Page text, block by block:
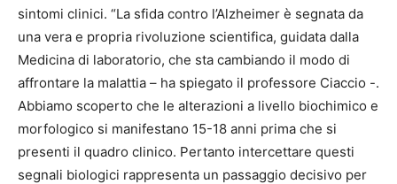
sintomi clinici. “La sfida contro l’Alzheimer è segnata da
una vera e propria rivoluzione scientifica, guidata dalla
Medicina di laboratorio, che sta cambiando il modo di
affrontare la malattia – ha spiegato il professore Ciaccio -.
Abbiamo scoperto che le alterazioni a livello biochimico e
morfologico si manifestano 15-18 anni prima che si
presenti il quadro clinico. Pertanto intercettare questi
segnali biologici rappresenta un passaggio decisivo per